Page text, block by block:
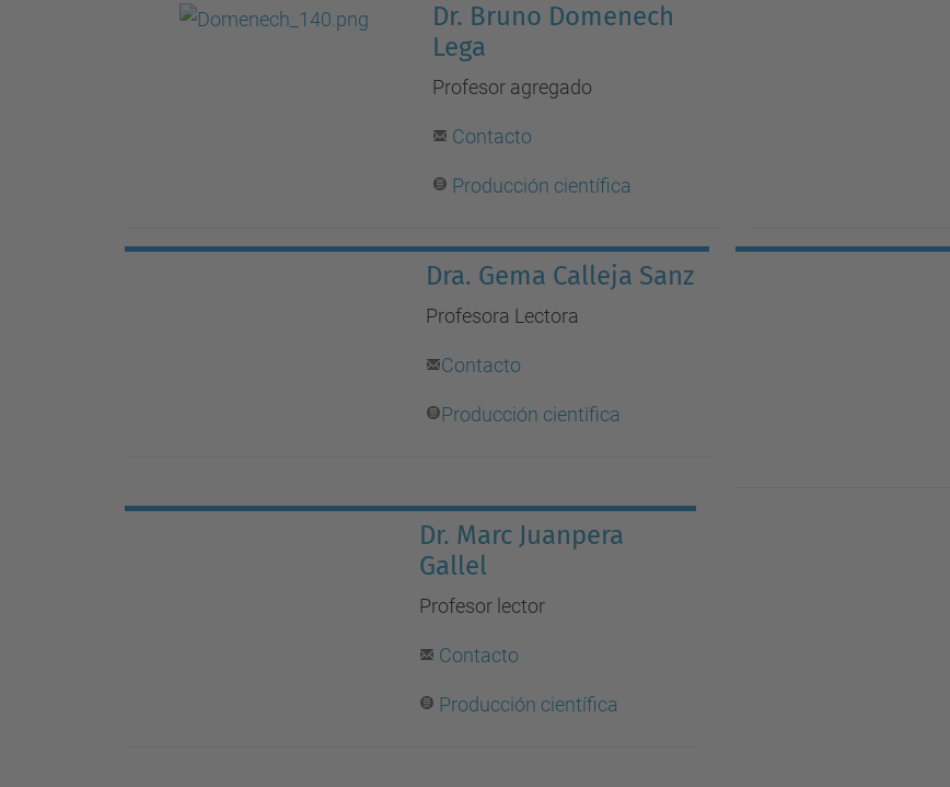
Dr. Bruno Domenech
Lega
Profesor agregado
Contacto
Producción científica
Dra. Gema Calleja Sanz
Profesora Lectora
Contacto
Producción científica
Dr. Marc Juanpera
Gallel
Profesor lector
Contacto
Producción científica